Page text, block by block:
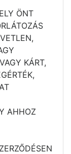
ÖNT
KÁRT,
AHHOZ